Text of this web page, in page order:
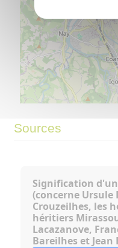
Sources
Signification
(concerne Ursule
Crouzeilhes, les
héritiers
Lacazanove,
Bareilhes et Jean